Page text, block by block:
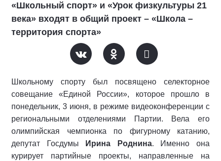
«Школьный спорт» и «Урок физкультуры 21
века» входят в общий проект – «Школа –
территория спорта»
Школьному спорту был посвящено селекторное
совещание «Единой России», которое прошло в
понедельник, 3 июня, в режиме видеоконференции с
региональными отделениями Партии. Вела его
олимпийская чемпионка по фигурному катанию,
депутат Госдумы
Ирина Роднина. Именно она
курирует партийные проекты, направленные на